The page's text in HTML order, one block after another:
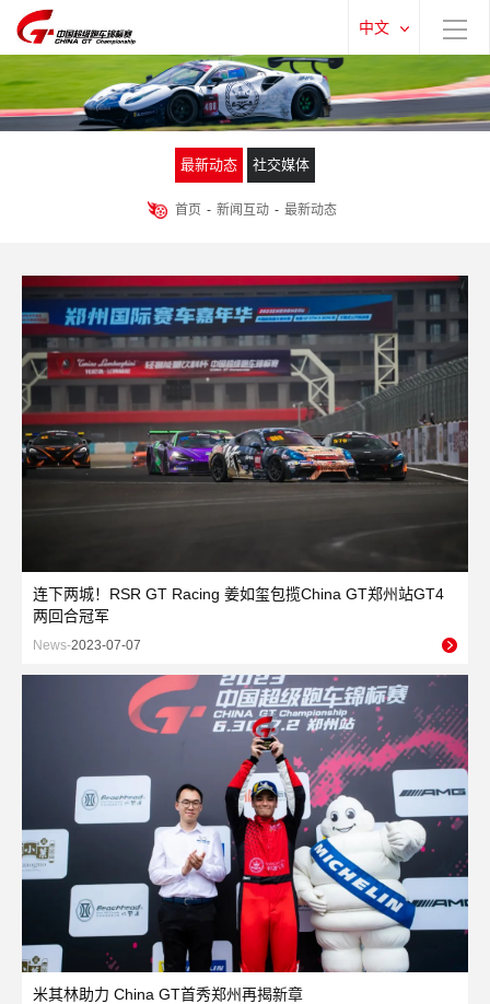
中文
最新动态 社交媒体
首页 - 新闻互动 - 最新动态
连下两城！RSR GT Racing 姜如玺包揽China GT郑州站GT4
两回合冠军
News-2023-07-07
米其林助力 China GT首秀郑州再揭新章